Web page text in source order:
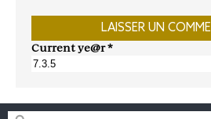
Current ye@r*